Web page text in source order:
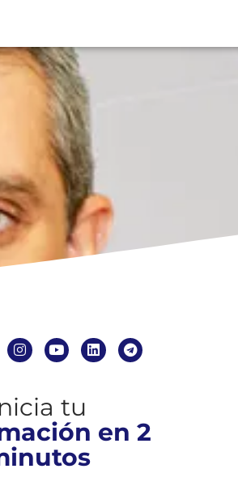
tu
en 2